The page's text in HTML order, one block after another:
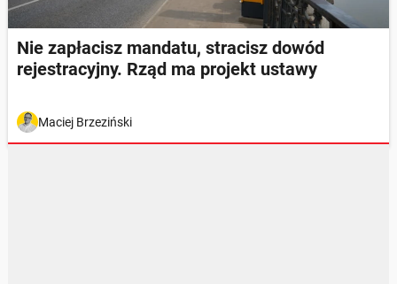
Nie zapłacisz mandatu, stracisz dowód
rejestracyjny. Rząd ma projekt ustawy
Maciej Brzeziński